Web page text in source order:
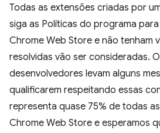
Todas as extensões criadas por
siga as Políticas do programa
Chrome Web Store e não tenham
resolvidas vão ser consideradas.
desenvolvedores levam alguns
qualificarem respeitando essas
representa quase 75% de todas
Chrome Web Store e esperamos